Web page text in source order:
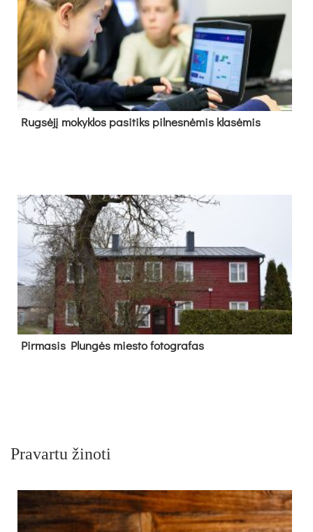
Rug­sė­jį mo­kyk­los pa­si­tiks pil­nes­nė­mis kla­sė­mis
Pir­ma­sis Plun­gės mies­to fo­tog­ra­fas
Pravartu žinoti